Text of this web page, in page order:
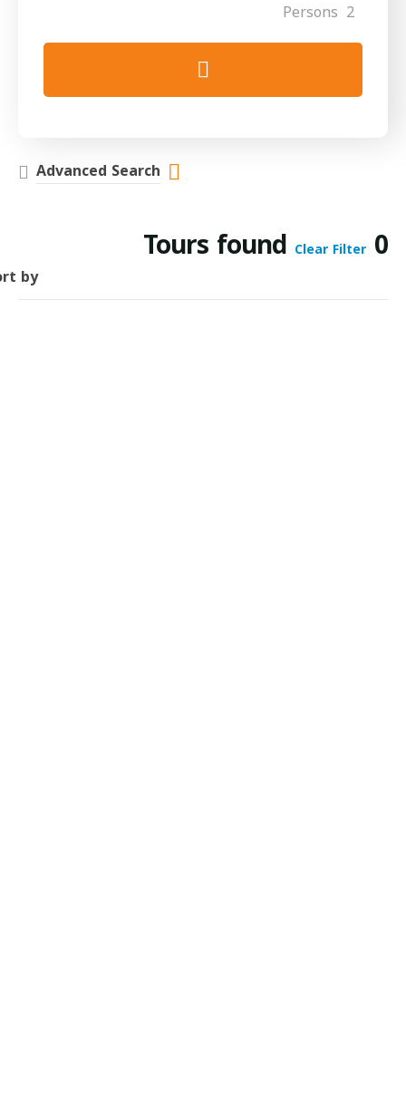
2
Persons
Advanced Search
0
Tours found Clear Filter